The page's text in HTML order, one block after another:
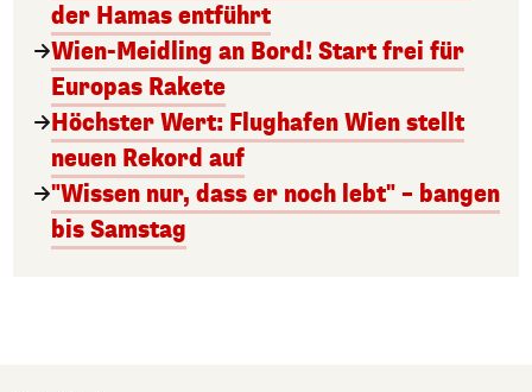
der Hamas entführt
Wien-Meidling an Bord! Start frei für
Europas Rakete
Höchster Wert: Flughafen Wien stellt
neuen Rekord auf
"Wissen nur, dass er noch lebt" – bangen
bis Samstag